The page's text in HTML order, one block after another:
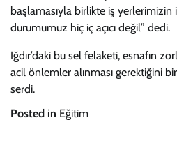
başlamasıyla birlikte iş yerlerimizin
durumumuz hiç iç açıcı değil” dedi.
Iğdır’daki bu sel felaketi, esnafın
acil önlemler alınması gerektiğini
serdi.
Posted in Eğitim